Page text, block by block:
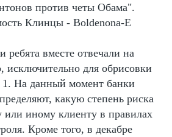
против четы Обама".
Клинцы - Boldenona-E
ребята вместе отвечали на
исключительно для обрисовки
На данный момент банки
какую степень риска
или иному клиенту в правилах
Кроме того, в декабре